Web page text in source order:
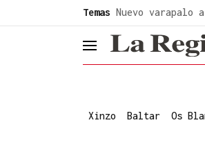
Temas Nuevo varapalo a
header.menu.open
Xinzo Baltar Os